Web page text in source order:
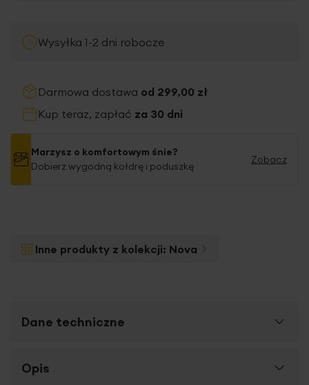
Wysyłka 1-2 dni robocze
Darmowa dostawa od 299,00 zł
Kup teraz, zapłać za 30 dni
Marzysz o komfortowym śnie?
Dobierz wygodną kołdrę i poduszkę
Zobacz
Inne produkty z kolekcji: Nova
Dane techniczne
Więcej
informacji
SKU
Opis